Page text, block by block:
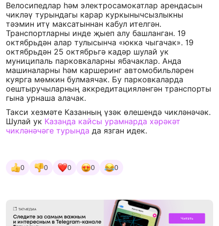
Велосипедлар һәм электросамокатлар арендасын
чикләү турындагы карар куркынычсызлыкны
тәэмин итү максатыннан кабул ителгән.
Транспортларны инде җыеп алу башланган. 19
октябрьдән алар тулысынча «юкка чыгачак». 19
октябрьдән 25 октябрьгә кадәр шулай ук
муниципаль парковкаларны ябачаклар. Анда
машиналарны һәм каршеринг автомобильләрен
куярга мөмкин булмаячак. Бу парковкаларда
оештыручыларның аккредитацияләнгән транспорты
гына урнаша алачак.
Такси хезмәте Казанның үзәк өлешендә чикләнәчәк.
Шулай ук Казанда кайсы урамнарда хәрәкәт
чикләнәчәге турында да язган идек.
0 0 0 0 0